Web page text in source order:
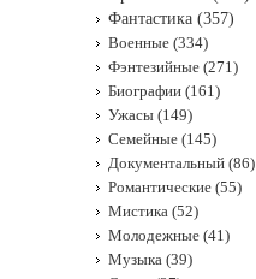
Фантастика (357)
Военные (334)
Фэнтезийные (271)
Биографии (161)
Ужасы (149)
Семейные (145)
Документальный (86)
Романтические (55)
Мистика (52)
Молодежные (41)
Музыка (39)